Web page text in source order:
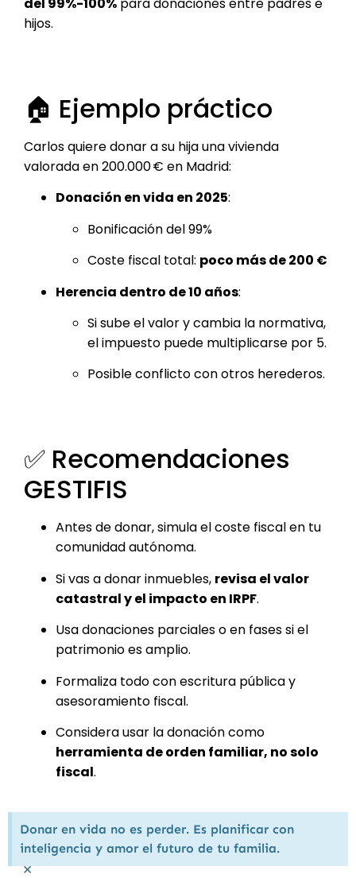
hijos.
🏠 Ejemplo práctico
Carlos quiere donar a su hija una vivienda
valorada en 200.000 € en Madrid:
Donación en vida en 2025:
Bonificación del 99%
Coste fiscal total: poco más de 200 €
Herencia dentro de 10 años:
Si sube el valor y cambia la normativa,
el impuesto puede multiplicarse por 5.
Posible conflicto con otros herederos.
✅ Recomendaciones
GESTIFIS
Antes de donar, simula el coste fiscal en tu
comunidad autónoma.
Si vas a donar inmuebles, revisa el valor
catastral y el impacto en IRPF.
Usa donaciones parciales o en fases si el
patrimonio es amplio.
Formaliza todo con escritura pública y
asesoramiento fiscal.
Considera usar la donación como
herramienta de orden familiar, no solo
fiscal.
Donar en vida no es perder. Es planificar con
inteligencia y amor el futuro de tu familia.
×